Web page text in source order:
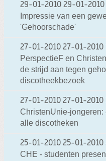
29-01-2010 29-01-2010
Impressie van een
'Gehoorschade'
27-01-2010 27-01-2010
PerspectieF en
de strijd aan tegen
discotheekbezoek
27-01-2010 27-01-2010
ChristenUnie-
alle discotheken
25-01-2010 25-01-2010
CHE - studenten